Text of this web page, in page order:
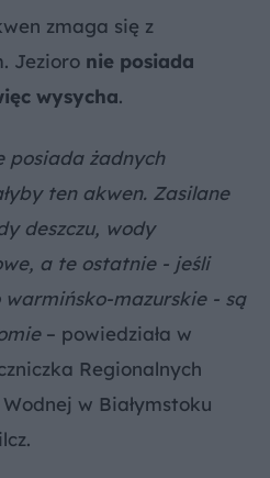
zmaga się z
Jezioro nie posiada
wysycha.
posiada żadnych
ten akwen. Zasilane
deszczu, wody
a te ostatnie - jeśli
mazurskie - są
– powiedziała w
Regionalnych
w Białymstoku